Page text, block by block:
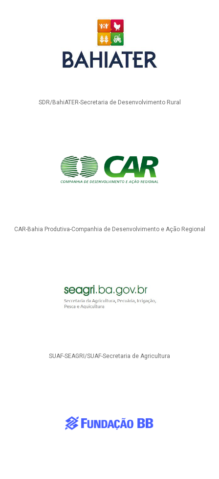
SDR/BahiATER-Secretaria de Desenvolvimento Rural
CAR-Bahia Produtiva-Companhia de Desenvolvimento e Ação Regional
SUAF-SEAGRI/SUAF-Secretaria de Agricultura